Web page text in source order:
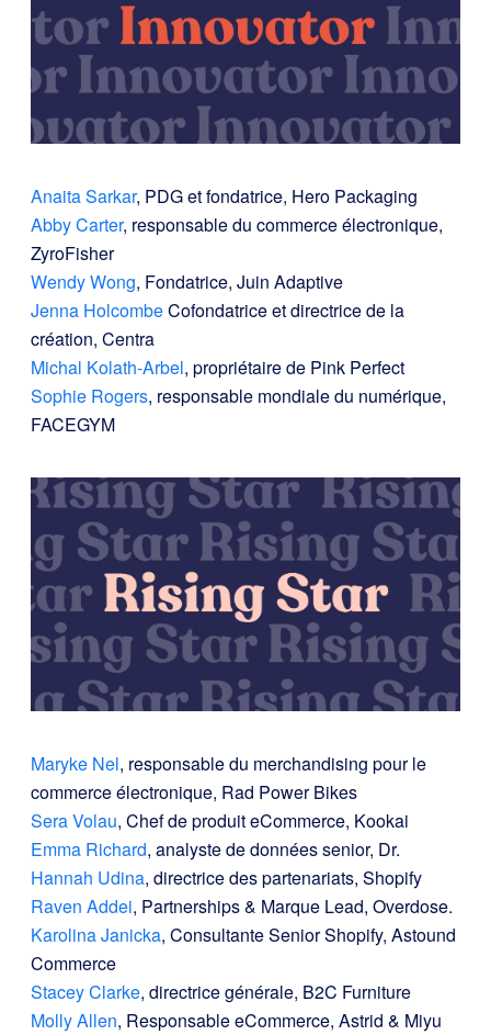
Anaita Sarkar, PDG et fondatrice, Hero Packaging
Abby Carter, responsable du commerce électronique,
ZyroFisher
Wendy Wong, Fondatrice, Juin Adaptive
Jenna HolcombeCofondatrice et directrice de la
création, Centra
Michal Kolath-Arbel, propriétaire de Pink Perfect
Sophie Rogers, responsable mondiale du numérique,
FACEGYM
Maryke Nel, responsable du merchandising pour le
commerce électronique, Rad Power Bikes
Sera Volau, Chef de produit eCommerce, Kookai
Emma Richard, analyste de données senior, Dr.
Hannah Udina, directrice des partenariats, Shopify
Raven Addei, Partnerships & Marque Lead, Overdose.
Karolina Janicka, Consultante Senior Shopify, Astound
Commerce
Stacey Clarke, directrice générale, B2C Furniture
Molly Allen, Responsable eCommerce, Astrid & Miyu